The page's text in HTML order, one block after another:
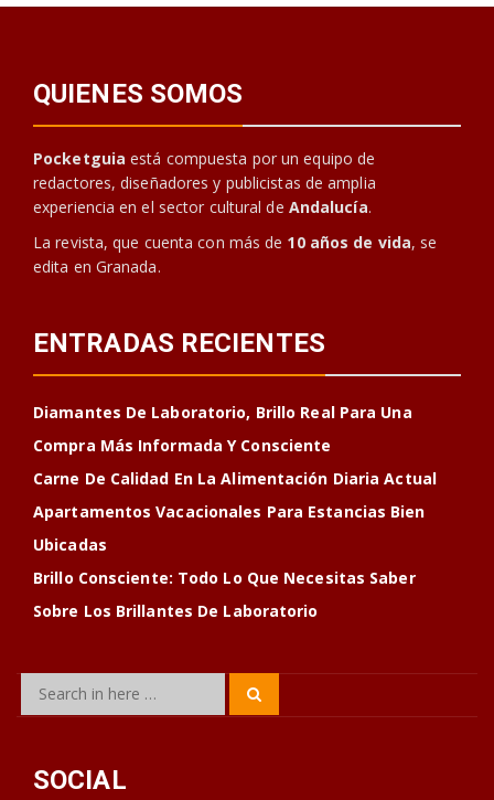
QUIENES SOMOS
Pocketguia está compuesta por un equipo de
redactores, diseñadores y publicistas de amplia
experiencia en el sector cultural de Andalucía.
La revista, que cuenta con más de 10 años de vida, se
edita en Granada.
ENTRADAS RECIENTES
Diamantes De Laboratorio, Brillo Real Para Una
Compra Más Informada Y Consciente
Carne De Calidad En La Alimentación Diaria Actual
Apartamentos Vacacionales Para Estancias Bien
Ubicadas
Brillo Consciente: Todo Lo Que Necesitas Saber
Sobre Los Brillantes De Laboratorio
Search
SOCIAL